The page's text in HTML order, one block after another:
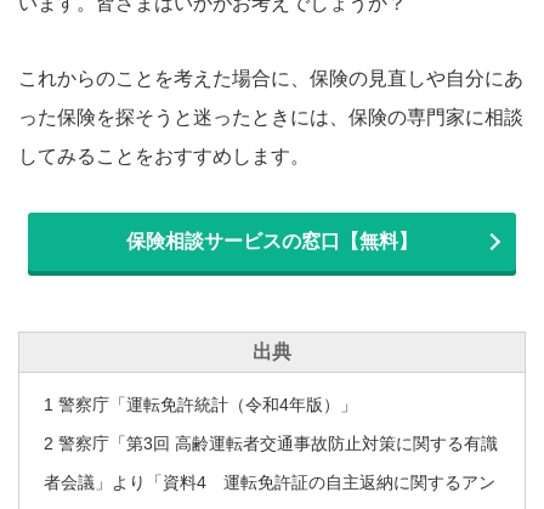
これからのことを考えた場合に、保険の見直しや自分にあ
った保険を探そうと迷ったときには、保険の専門家に相談
してみることをおすすめします。
保険相談サービスの窓口【無料】
出典
1 警察庁「運転免許統計（令和4年版）」
2 警察庁「第3回 高齢運転者交通事故防止対策に関する有識
者会議」より「資料4 運転免許証の自主返納に関するアン